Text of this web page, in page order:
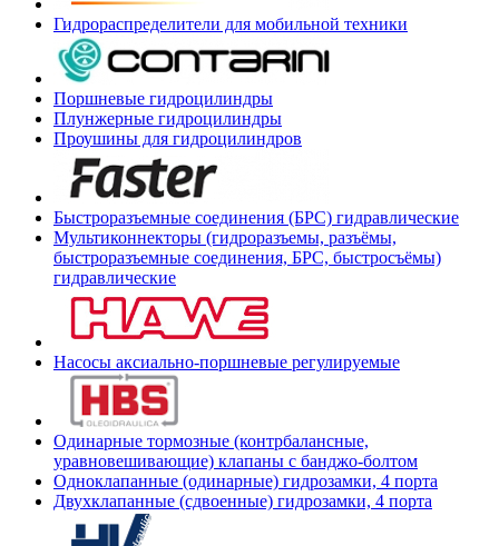
Гидрораспределители для мобильной техники
Поршневые гидроцилиндры
Плунжерные гидроцилиндры
Проушины для гидроцилиндров
Быстроразъемные соединения (БРС) гидравлические
Мультиконнекторы (гидроразъемы, разъёмы,
быстроразъемные соединения, БРС, быстросъёмы)
гидравлические
Насосы аксиально-поршневые регулируемые
Одинарные тормозные (контрбалансные,
уравновешивающие) клапаны с банджо-болтом
Одноклапанные (одинарные) гидрозамки, 4 порта
Двухклапанные (сдвоенные) гидрозамки, 4 порта